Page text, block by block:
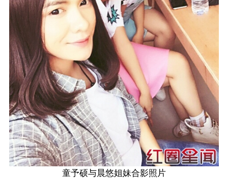
童予硕与晨悠姐妹合影照片